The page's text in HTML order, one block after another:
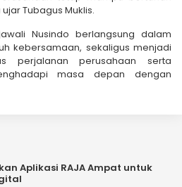
Tubagus Muklis.
Nusindo berlangsung dalam
kebersamaan, sekaligus menjadi
perjalanan perusahaan serta
masa depan dengan
Aplikasi RAJA Ampat untuk